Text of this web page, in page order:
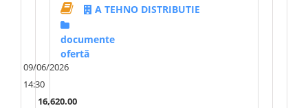
A TEHNO DISTRIBUTIE
documente
ofertă
09/06/2026
14:30
16,620.00